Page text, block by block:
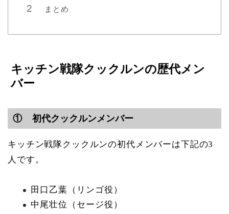
まとめ
キッチン戦隊クックルンの歴代メン
バー
① 初代クックルンメンバー
キッチン戦隊クックルンの初代メンバーは下記の3
人です。
田口乙葉（リンゴ役）
中尾壮位（セージ役）